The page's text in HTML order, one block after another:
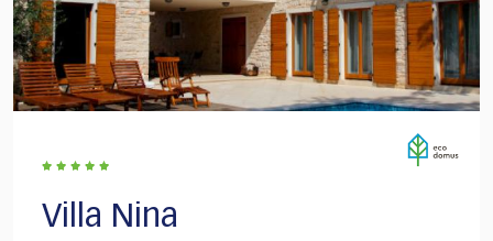
Villa Nina